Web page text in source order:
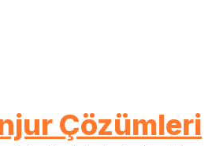
Çözümleri